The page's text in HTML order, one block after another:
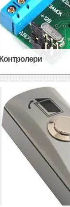
Контролери